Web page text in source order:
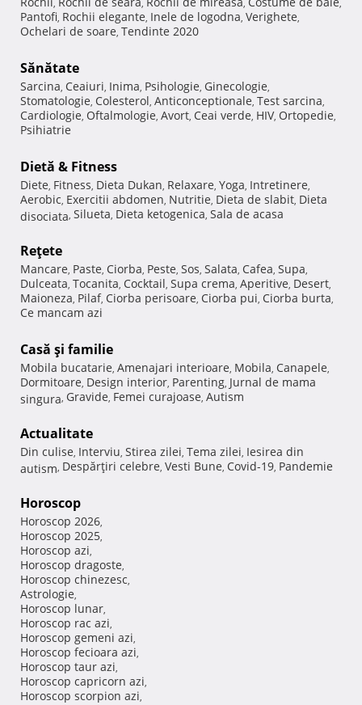
, , , ,
Pantofi, Rochii elegante, Inele de logodna, Verighete,
Ochelari de soare, Tendinte 2020
Sănătate
Sarcina, Ceaiuri, Inima, Psihologie, Ginecologie,
Stomatologie, Colesterol, Anticonceptionale, Test sarcina,
Cardiologie, Oftalmologie, Avort, Ceai verde, HIV, Ortopedie,
Psihiatrie
Dietă & Fitness
Diete, Fitness, Dieta Dukan, Relaxare, Yoga, Intretinere,
Aerobic, Exercitii abdomen, Nutritie, Dieta de slabit, Dieta
disociata, Silueta, Dieta ketogenica, Sala de acasa
Reţete
Mancare, Paste, Ciorba, Peste, Sos, Salata, Cafea, Supa,
Dulceata, Tocanita, Cocktail, Supa crema, Aperitive, Desert,
Maioneza, Pilaf, Ciorba perisoare, Ciorba pui, Ciorba burta,
Ce mancam azi
Casă şi familie
Mobila bucatarie, Amenajari interioare, Mobila, Canapele,
Dormitoare, Design interior, Parenting, Jurnal de mama
singura, Gravide, Femei curajoase, Autism
Actualitate
Din culise, Interviu, Stirea zilei, Tema zilei, Iesirea din
autism, Despărţiri celebre, Vesti Bune, Covid-19, Pandemie
Horoscop
Horoscop 2026,
Horoscop 2025,
Horoscop azi,
Horoscop dragoste,
Horoscop chinezesc,
Astrologie,
Horoscop lunar,
Horoscop rac azi,
Horoscop gemeni azi,
Horoscop fecioara azi,
Horoscop taur azi,
Horoscop capricorn azi,
Horoscop scorpion azi,